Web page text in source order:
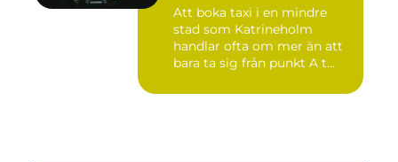
Att boka taxi i en mindre
stad som Katrineholm
handlar ofta om mer än att
bara ta sig från punkt A t...